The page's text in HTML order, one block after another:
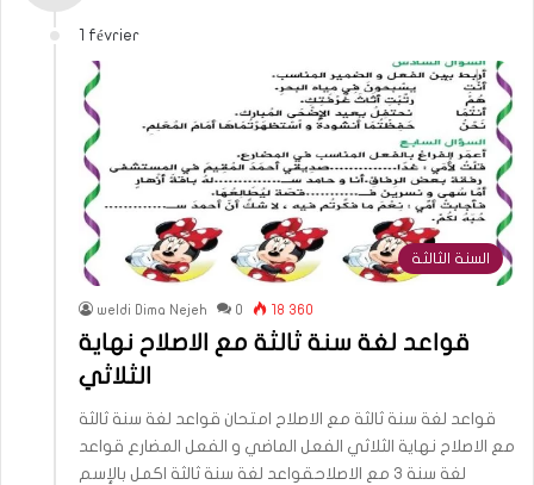
1 février
السنة الثالثة
weldi Dima Nejeh 0 18 360
قواعد لغة سنة ثالثة مع الاصلاح نهاية
الثلاثي
قواعد لغة سنة ثالثة مع الاصلاح امتحان قواعد لغة سنة ثالثة
مع الاصلاح نهاية الثلاثي الفعل الماضي و الفعل المضارع قواعد
لغة سنة 3 مع الاصلاحقواعد لغة سنة ثالثة اكمل بالإسم